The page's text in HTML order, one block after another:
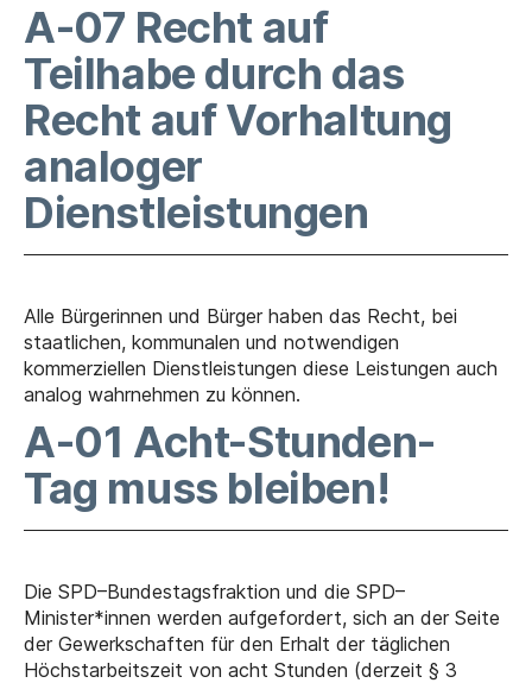
A-07 Recht auf
Teilhabe durch das
Recht auf Vorhaltung
analoger
Dienstleistungen
Alle Bürgerinnen und Bürger haben das Recht, bei
staatlichen, kommunalen und notwendigen
kommerziellen Dienstleistungen diese Leistungen auch
analog wahrnehmen zu können.
A-01 Acht-Stunden-
Tag muss bleiben!
Die SPD–Bundestagsfraktion und die SPD–
Minister*innen werden aufgefordert, sich an der Seite
der Gewerkschaften für den Erhalt der täglichen
Höchstarbeitszeit von acht Stunden (derzeit § 3